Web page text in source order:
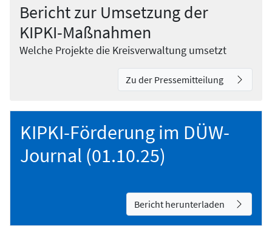
Bericht zur Umsetzung der
KIPKI-Maßnahmen
Welche Projekte die Kreisverwaltung umsetzt
Zu der Pressemitteilung
KIPKI-Förderung im DÜW-
Journal (01.10.25)
Bericht herunterladen